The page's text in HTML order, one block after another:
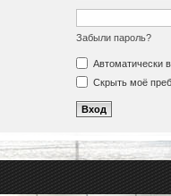
Забыли пароль?
Автоматически
Скрыть моё